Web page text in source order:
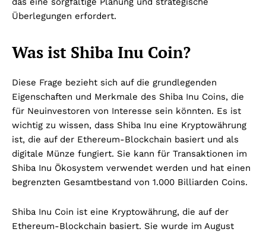
Überlegungen erfordert.
Was ist Shiba Inu Coin?
Diese Frage bezieht sich auf die grundlegenden
Eigenschaften und Merkmale des Shiba Inu Coins, die
für Neuinvestoren von Interesse sein könnten. Es ist
wichtig zu wissen, dass Shiba Inu eine Kryptowährung
ist, die auf der Ethereum-Blockchain basiert und als
digitale Münze fungiert. Sie kann für Transaktionen im
Shiba Inu Ökosystem verwendet werden und hat einen
begrenzten Gesamtbestand von 1.000 Billiarden Coins.
Shiba Inu Coin ist eine Kryptowährung, die auf der
Ethereum-Blockchain basiert. Sie wurde im August